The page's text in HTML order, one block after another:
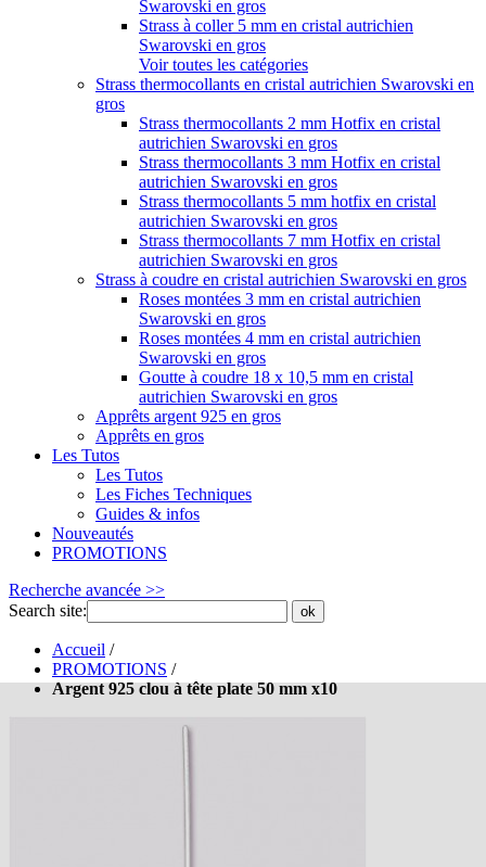
Swarovski en gros
Strass à coller 5 mm en cristal autrichien
Swarovski en gros
Voir toutes les catégories
Strass thermocollants en cristal autrichien Swarovski en
gros
Strass thermocollants 2 mm Hotfix en cristal
autrichien Swarovski en gros
Strass thermocollants 3 mm Hotfix en cristal
autrichien Swarovski en gros
Strass thermocollants 5 mm hotfix en cristal
autrichien Swarovski en gros
Strass thermocollants 7 mm Hotfix en cristal
autrichien Swarovski en gros
Strass à coudre en cristal autrichien Swarovski en gros
Roses montées 3 mm en cristal autrichien
Swarovski en gros
Roses montées 4 mm en cristal autrichien
Swarovski en gros
Goutte à coudre 18 x 10,5 mm en cristal
autrichien Swarovski en gros
Apprêts argent 925 en gros
Apprêts en gros
Les Tutos
Les Tutos
Les Fiches Techniques
Guides & infos
Nouveautés
PROMOTIONS
Recherche avancée >>
Search site:
ok
Accueil /
PROMOTIONS /
Argent 925 clou à tête plate 50 mm x10